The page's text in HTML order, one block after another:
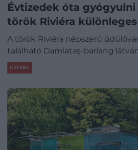
Évtizedek óta gyógyulni
török Riviéra
A török Riviéra népszerű
található Damlataş-barlang
ÚTI CÉL